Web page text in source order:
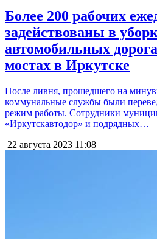
Более 200 рабочих
задействованы в
автомобильных
мостах в Иркутске
После ливня, прошедшего на
коммунальные службы были
режим работы. Сотрудники
«Иркутскавтодор» и подрядных…
22 августа 2023 11:08